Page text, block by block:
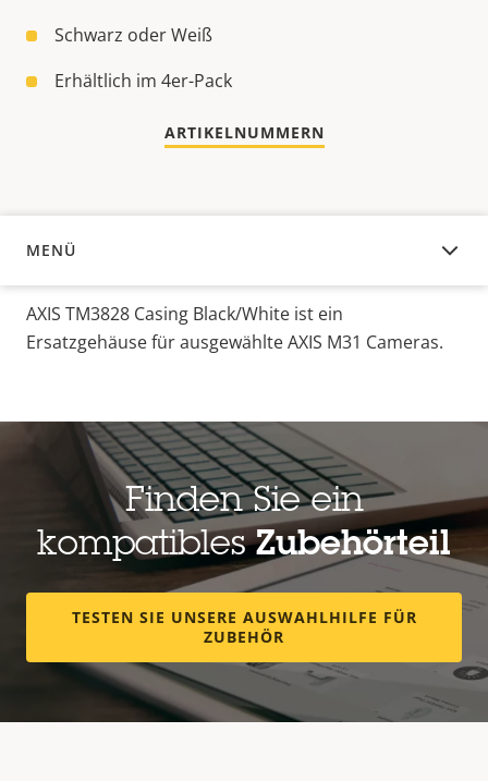
Schwarz oder Weiß
Erhältlich im 4er-Pack
ARTIKELNUMMERN
MENÜ
ÜBERSICHT
AXIS TM3828 Casing Black/White ist ein
Ersatzgehäuse für ausgewählte AXIS M31 Cameras.
Finden Sie ein
kompatiblesZubehörteil
TESTEN SIE UNSERE AUSWAHLHILFE FÜR
ZUBEHÖR